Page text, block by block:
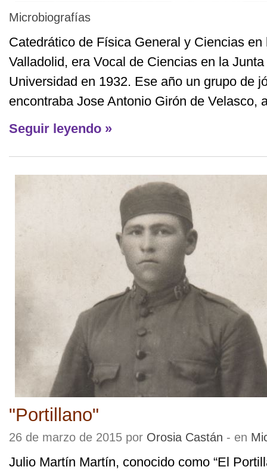
Microbiografías
Catedrático de Física General y Ciencias
Valladolid, era Vocal de Ciencias en la
Universidad en 1932. Ese año un grupo de
encontraba Jose Antonio Girón de Velasco,
Seguir leyendo »
"Portillano"
26 de marzo de 2015 por Orosia Castán - en
Julio Martín Martín, conocido como “El